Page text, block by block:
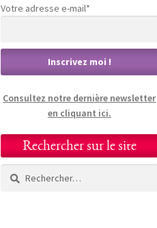
Votre adresse e-mail*
Consultez notre dernière newsletter
en cliquant ici.
Rechercher sur le site
Rechercher :